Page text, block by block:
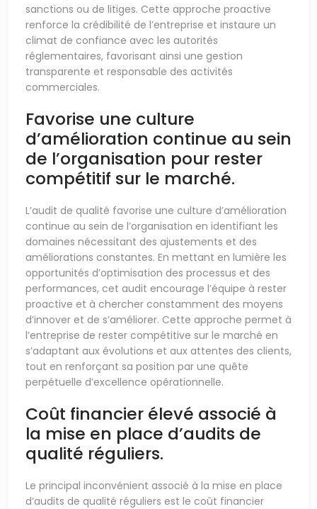
sanctions ou de litiges. Cette approche proactive
renforce la crédibilité de l’entreprise et instaure un
climat de confiance avec les autorités
réglementaires, favorisant ainsi une gestion
transparente et responsable des activités
commerciales.
Favorise une culture
d’amélioration continue au sein
de l’organisation pour rester
compétitif sur le marché.
L’audit de qualité favorise une culture d’amélioration
continue au sein de l’organisation en identifiant les
domaines nécessitant des ajustements et des
améliorations constantes. En mettant en lumière les
opportunités d’optimisation des processus et des
performances, cet audit encourage l’équipe à rester
proactive et à chercher constamment des moyens
d’innover et de s’améliorer. Cette approche permet à
l’entreprise de rester compétitive sur le marché en
s’adaptant aux évolutions et aux attentes des clients,
tout en renforçant sa position par une quête
perpétuelle d’excellence opérationnelle.
Coût financier élevé associé à
la mise en place d’audits de
qualité réguliers.
Le principal inconvénient associé à la mise en place
d’audits de qualité réguliers est le coût financier